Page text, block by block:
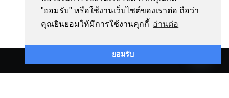
"ยอมรับ" หรือใช้งานเว็บไซต์ของเราต่อ ถือว่า
คุณยินยอมให้มีการใช้งานคุกกี้ อ่านต่อ
ยอมรับ
Contact us
Open